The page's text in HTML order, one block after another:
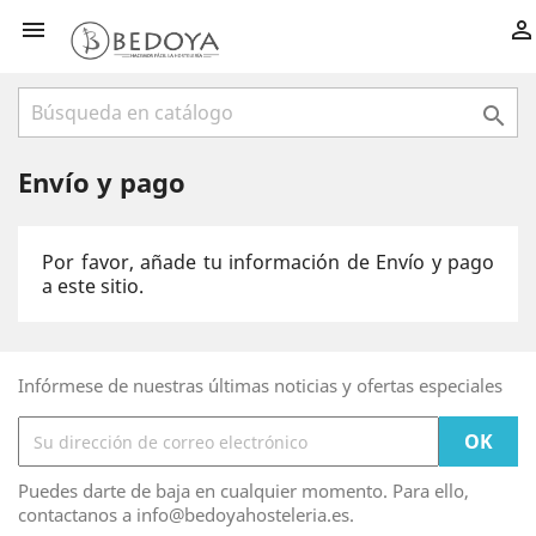
 

Envío y pago
Por favor, añade tu información de Envío y pago
a este sitio.
Infórmese de nuestras últimas noticias y ofertas especiales
Puedes darte de baja en cualquier momento. Para ello,
contactanos a info@bedoyahosteleria.es.